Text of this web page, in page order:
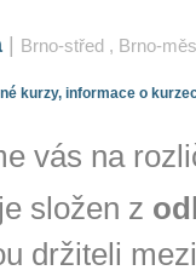
Brno-střed , Brno-
kurzy, informace o
vás na
složen z
držiteli